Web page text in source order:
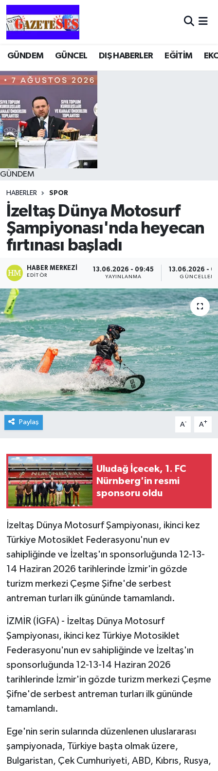
GÜNDEM GÜNCEL DIŞ HABERLER EĞİTİM
GÜNDEM
HABERLER SPOR
İzeltaş Dünya Motosurf
Şampiyonası'nda heyecan
fırtınası başladı
HABER MERKEZI
EDITÖR
13.06.2026 - 09:45
YAYINLANMA
13.06.2026 -
Paylaş A- A+
Uludağ İçecek, 1. FC
Nürnberg'in resmi
sponsoru oldu
İzeltaş Dünya Motosurf Şampiyonası, ikinci kez
Türkiye Motosiklet Federasyonu'nun ev
sahipliğinde ve İzeltaş'ın sponsorluğunda 12-13-
14 Haziran 2026 tarihlerinde İzmir'in gözde
turizm merkezi Çeşme Şifne'de serbest
antreman turları ilk gününde tamamlandı.
İZMİR (İGFA) - İzeltaş Dünya Motosurf
Şampiyonası, ikinci kez Türkiye Motosiklet
Federasyonu'nun ev sahipliğinde ve İzeltaş'ın
sponsorluğunda 12-13-14 Haziran 2026
tarihlerinde İzmir'in gözde turizm merkezi Çeşme
Şifne'de serbest antreman turları ilk gününde
tamamlandı.
Ege'nin serin sularında düzenlenen uluslararası
şampiyonada, Türkiye başta olmak üzere,
Bulgaristan, Çek Cumhuriyeti, ABD, Kıbrıs, Rusya,